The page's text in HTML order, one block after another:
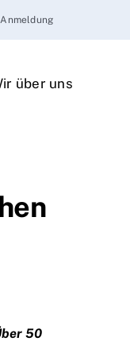
Anmeldung
über uns
50